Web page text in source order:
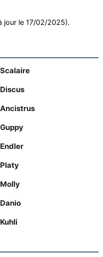
jour le 17/02/2025).
Scalaire
Discus
Ancistrus
Guppy
Endler
Platy
Molly
Danio
Kuhli